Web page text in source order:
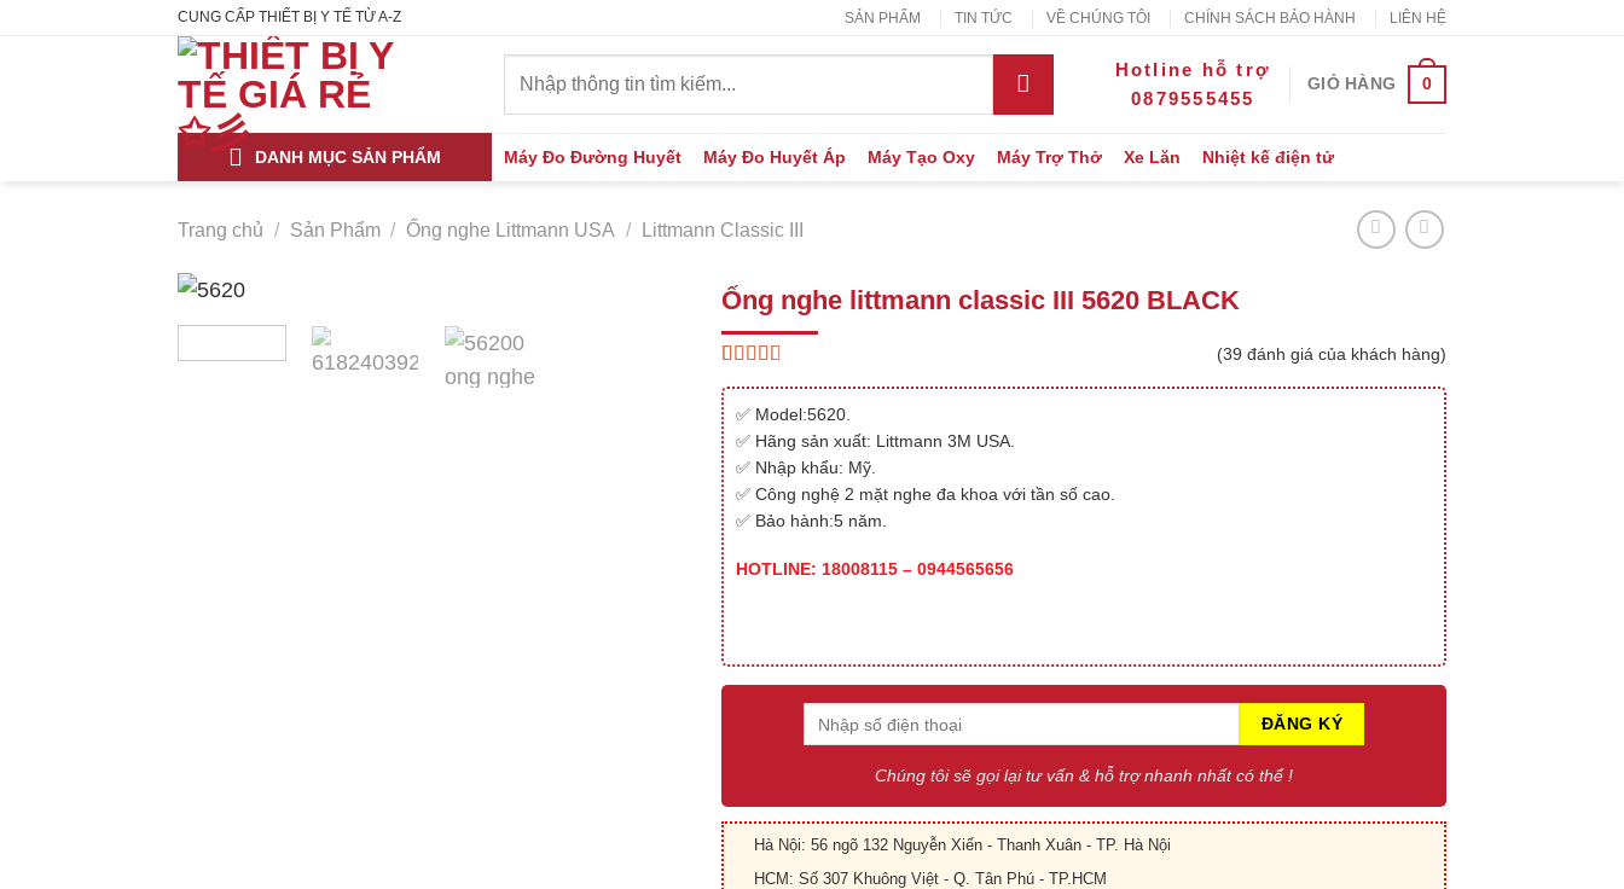
CUNG CẤP THIẾT BỊ Y TẾ TỪ A-Z SẢN PHẨM TIN TỨC VỀ CHÚNG TÔI CHÍNH SÁCH BẢO HÀNH LIÊN HỆ
kiếm:
Hotline hỗ trợ
0879555455
GIỎ HÀNG 0
DANH MỤC SẢN PHẨM Máy Đo Đường Huyết Máy Đo Huyết Áp Máy Tạo Oxy Máy Trợ Thở Xe Lăn Nhiệt kế điện tử
Trang chủ / Sản Phẩm / Ống nghe Littmann USA / Littmann Classic III
Ống nghe littmann classic III 5620 BLACK
2.65
trên 5
dựa
trên
26
đánh
giá
(39 đánh giá của khách hàng)
✅ Model:5620.
✅ Hãng sản xuất: Littmann 3M USA.
✅ Nhập khẩu: Mỹ.
✅ Công nghệ 2 mặt nghe đa khoa với tần số cao.
✅ Bảo hành:5 năm.
HOTLINE: 18008115 – 0944565656
Chúng tôi sẽ gọi lại tư vấn & hỗ trợ nhanh nhất có thể !
Hà Nội: 56 ngõ 132 Nguyễn Xiển - Thanh Xuân - TP. Hà Nội
HCM: Số 307 Khuông Việt - Q. Tân Phú - TP.HCM